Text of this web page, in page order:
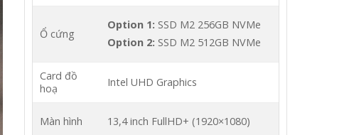
Ổ cứng
Option 1: SSD M2 256GB NVMe
Option 2: SSD M2 512GB NVMe
Card đồ
hoạ
Intel UHD Graphics
Màn hình 13,4 inch FullHD+ (1920×1080)